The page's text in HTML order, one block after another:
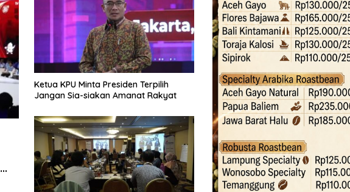
Ketua KPU Minta Presiden Terpilih
Jangan Sia-siakan Amanat Rakyat